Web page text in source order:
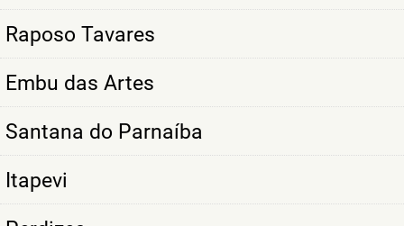
Raposo Tavares
Embu das Artes
Santana do Parnaíba
Itapevi